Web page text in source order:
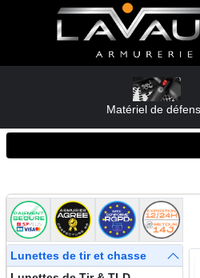
Matériel de
Lunettes de tir et chasse